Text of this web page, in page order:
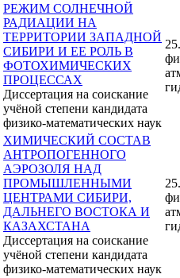
РЕЖИМ СОЛНЕЧНОЙ
РАДИАЦИИ НА
ТЕРРИТОРИИ ЗАПАДНОЙ
СИБИРИ И ЕЕ РОЛЬ В
ФОТОХИМИЧЕСКИХ
ПРОЦЕССАХ
Диссертация на соискание
учёной степени кандидата
физико-математических наук
ХИМИЧЕСКИЙ СОСТАВ
АНТРОПОГЕННОГО
АЭРОЗОЛЯ НАД
ПРОМЫШЛЕННЫМИ
ЦЕНТРАМИ СИБИРИ,
ДАЛЬНЕГО ВОСТОКА И
КАЗАХСТАНА
Диссертация на соискание
учёной степени кандидата
физико-математических наук